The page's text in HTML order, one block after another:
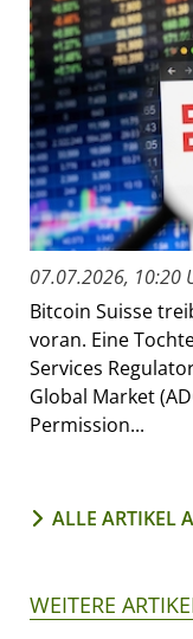
07.07.2026, 10:20
Bitcoin Suisse
voran. Eine
Services
Global Market
Permission...
ALLE ARTIKEL
WEITERE